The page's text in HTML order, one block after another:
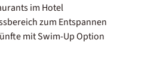
im Hotel
zum Entspannen
mit Swim-Up Option